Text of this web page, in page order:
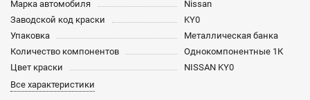
Марка автомобиля
Nissan
Заводской код краски
KY0
Упаковка
Металлическая банка
Количество компонентов
Однокомпонентные 1К
Цвет краски
NISSAN KY0
Все характеристики